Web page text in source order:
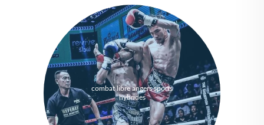
combat libre angers sports
hybrides